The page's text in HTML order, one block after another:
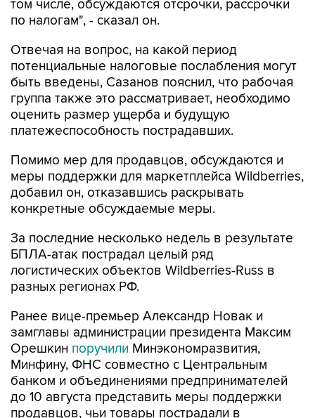
том числе, обсуждаются отсрочки, рассрочки
по налогам", - сказал он.
Отвечая на вопрос, на какой период
потенциальные налоговые послабления могут
быть введены, Сазанов пояснил, что рабочая
группа также это рассматривает, необходимо
оценить размер ущерба и будущую
платежеспособность пострадавших.
Помимо мер для продавцов, обсуждаются и
меры поддержки для маркетплейса Wildberries,
добавил он, отказавшись раскрывать
конкретные обсуждаемые меры.
За последние несколько недель в результате
БПЛА-атак пострадал целый ряд
логистических объектов Wildberries-Russ в
разных регионах РФ.
Ранее вице-премьер Александр Новак и
замглавы администрации президента Максим
Орешкин поручили Минэкономразвития,
Минфину, ФНС совместно с Центральным
банком и объединениями предпринимателей
до 10 августа представить меры поддержки
продавцов, чьи товары пострадали в